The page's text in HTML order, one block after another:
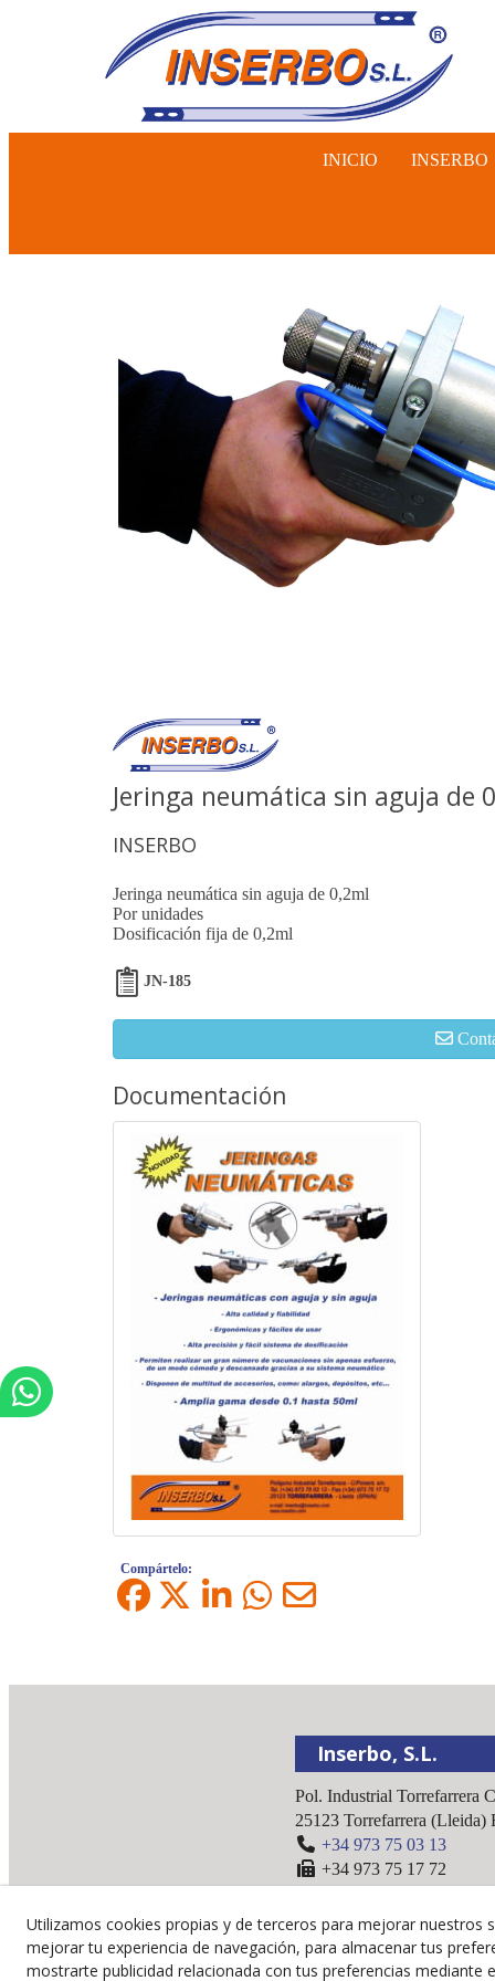
INICIO INSERBO
Jeringa neumática sin aguja de
INSERBO
Jeringa neumática sin aguja de 0,2ml
Por unidades
Dosificación fija de 0,2ml
JN-185
Documentación
Compártelo:
Inserbo, S.L.
Pol. Industrial Torrefarrera
25123 Torrefarrera (Lleida)
+34 973 75 03 13
+34 973 75 17 72
Utilizamos cookies propias y de terceros para mejorar nuestros
mejorar tu experiencia de navegación, para almacenar tus
mostrarte publicidad relacionada con tus preferencias mediante